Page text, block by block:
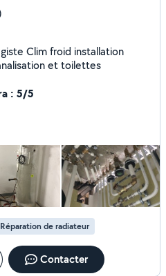
dépannage débouchage canalisation et toilettes
: 5/5
Réparation de radiateur
Contacter